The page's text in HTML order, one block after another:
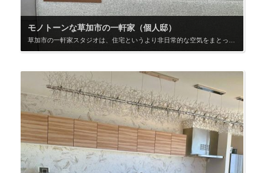
モノトーンな草加市の一軒家（個人邸）